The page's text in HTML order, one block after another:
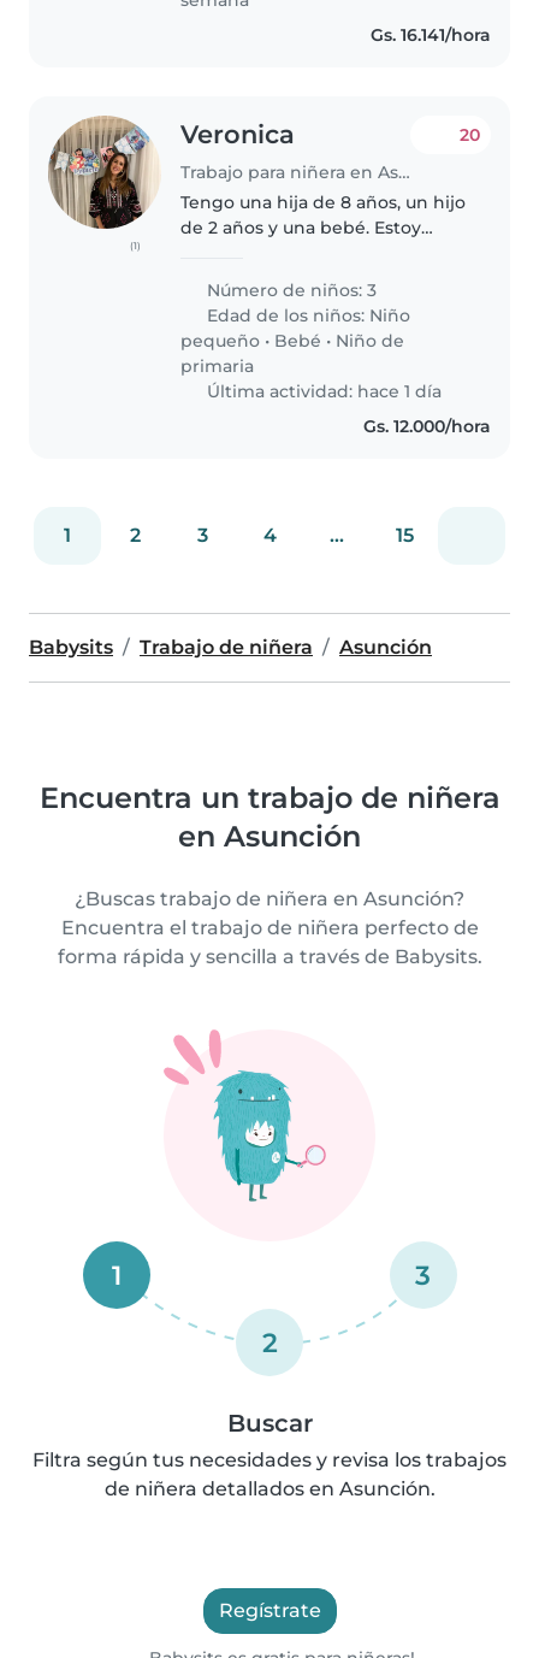
Gs. 16.141/hora
(1)
Veronica
Trabajo para niñera en Asunción
20
Tengo una hija de 8 años, un hijo
de 2 años y una bebé. Estoy
Salida: lunes 7 am También
tenemos 2 perros entonces
buscamos..
Número de niños: 3
Edad de los niños: Niño
pequeño • Bebé • Niño de
primaria
Última actividad: hace 1 día
Gs. 12.000/hora
1 2 3 4 ... 15
Babysits Trabajo de niñera Asunción
Encuentra un trabajo de niñera
en Asunción
¿Buscas trabajo de niñera en Asunción?
Encuentra el trabajo de niñera perfecto de
forma rápida y sencilla a través de Babysits.
1
2
3
Buscar
Filtra según tus necesidades y revisa los trabajos
de niñera detallados en Asunción.
Regístrate